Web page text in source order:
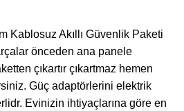
Kablosuz Akıllı Güvenlik Paketi
önceden ana panele
çıkartır çıkartmaz hemen
Güç adaptörlerini elektrik
Evinizin ihtiyaçlarına göre en